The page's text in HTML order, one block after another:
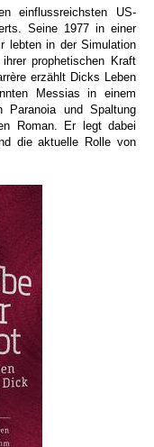
einflussreichsten US-
Seine 1977 in einer
lebten in der Simulation
prophetischen Kraft
erzählt Dicks Leben
Messias in einem
Paranoia und Spaltung
Roman. Er legt dabei
die aktuelle Rolle von